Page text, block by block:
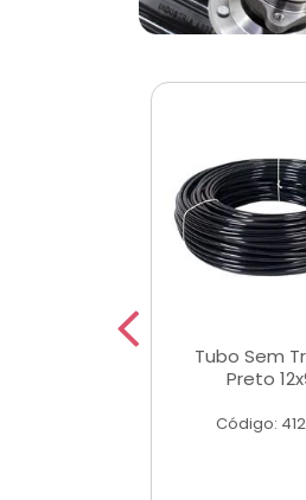
Tubo Sem
Preto
Código: